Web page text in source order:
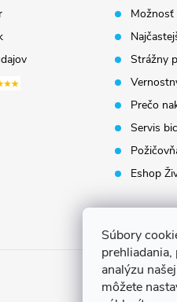
Súbory
analýzu
môžete
Možnosť
Strážny
Prečo
Servis
Eshop